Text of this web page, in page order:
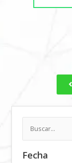
Buscar
por:
Fecha